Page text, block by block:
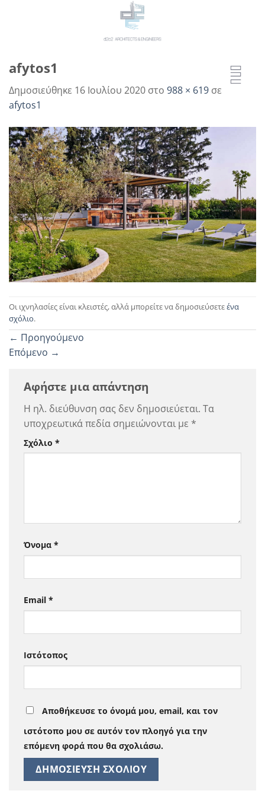
afytos1
Δημοσιεύθηκε 16 Ιουλίου 2020 στο 988 × 619 σε
afytos1
Οι ιχνηλασίες είναι κλειστές, αλλά μπορείτε να δημοσιεύσετεένα
σχόλιο.
← Προηγούμενο
Επόμενο →
Αφήστε μια απάντηση
Η ηλ. διεύθυνση σας δεν δημοσιεύεται. Τα
υποχρεωτικά πεδία σημειώνονται με *
Σχόλιο *
Όνομα *
Email *
Ιστότοπος
Αποθήκευσε το όνομά μου, email, και τον
ιστότοπο μου σε αυτόν τον πλοηγό για την
επόμενη φορά που θα σχολιάσω.